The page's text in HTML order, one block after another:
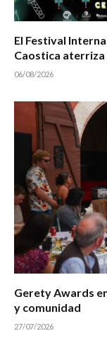
El Festival
Caostica aterriza
06/08/2026
Gerety Awards
y comunidad
27/07/2026